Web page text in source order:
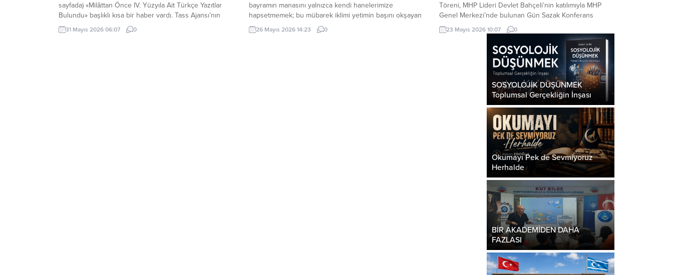
sayfada) «Milâttan Önce IV. Yüzyıla Ait Türkçe Yazıtlar
Bulundu» başlıklı kısa bir haber vardı. Tass Ajansı’nın
Alma Ata kaynaklı bir haberinde, bu yazıtlarda yapılan
incelemelere göre, bunların Milât’tan Önce IV. Yüzyılda
31 Mayıs 2026 06:07 0
bayramın manasını yalnızca kendi hanelerimize
hapsetmemek; bu mübarek iklimi yetimin başını okşayan
ele, yoksulun sofrasına uzanan lokmaya, yaşlının duasını
alan güler yüze, yalnızın kapısını çalan muhabbete
26 Mayıs 2026 14:23 0
Töreni, MHP Lideri Devlet Bahçeli’nin katılımıyla MHP
Genel Merkezi’nde bulunan Gün Sazak Konferans
Salonu’nda gerçekleştirildi. Törende konuşan MHP Lideri
Devlet Bahçeli, gündeme ilişkin önemli
değerlendirmelerde bulundu: Değerli Dava
Arkadaşlarım, Muhterem Hanımefendiler, Beyefendiler,
Sertifika Almaya Hak Kazanmış Değerli Kardeşlerim,
Sayın Basın Mensupları, Türkçe...
23 Mayıs 2026 10:07 0
SOSYOLOJİK DÜŞÜNMEK
Toplumsal Gerçekliğin İnşası
Okumayı Pek de Sevmiyoruz
Herhalde
BİR AKADEMİDEN DAHA
FAZLASI